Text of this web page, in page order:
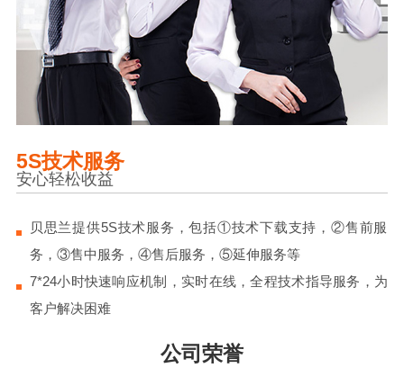
5S技术服务
安心轻松收益
贝思兰提供5S技术服务，包括①技术下载支持，②售前服
务，③售中服务，④售后服务，⑤延伸服务等
7*24小时快速响应机制，实时在线，全程技术指导服务，为
客户解决困难
公司荣誉